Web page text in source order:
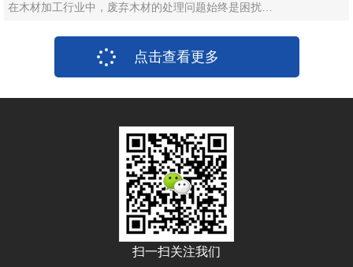
在木材加工行业中，废弃木材的处理问题始终是困扰…
点击查看更多
扫一扫关注我们